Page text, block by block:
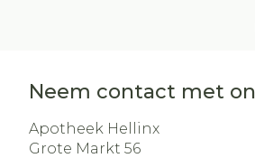
Neem contact met
Apotheek Hellinx
Grote Markt 56